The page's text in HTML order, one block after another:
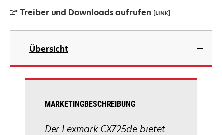
neuen
Registerkarte
Treiber und Downloads aufrufen [LINK]
wird
einer
neuen
Registerkarte
Übersicht
MARKETINGBESCHREIBUNG
Der Lexmark CX725de bietet